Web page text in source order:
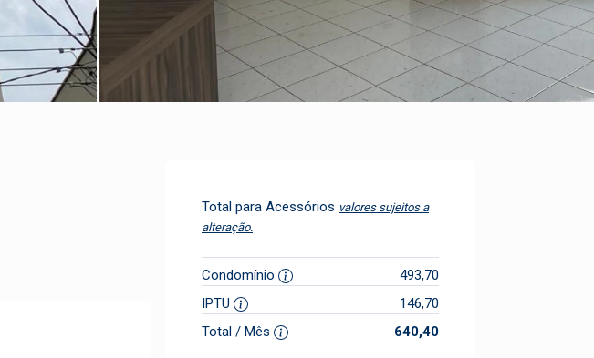
Total para Acessórios valores sujeitos a
alteração.
Condomínio
493,70
IPTU
146,70
Total / Mês
640,40